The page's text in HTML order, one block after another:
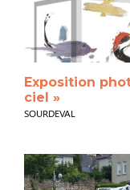
Exposition
ciel »
SOURDEVAL